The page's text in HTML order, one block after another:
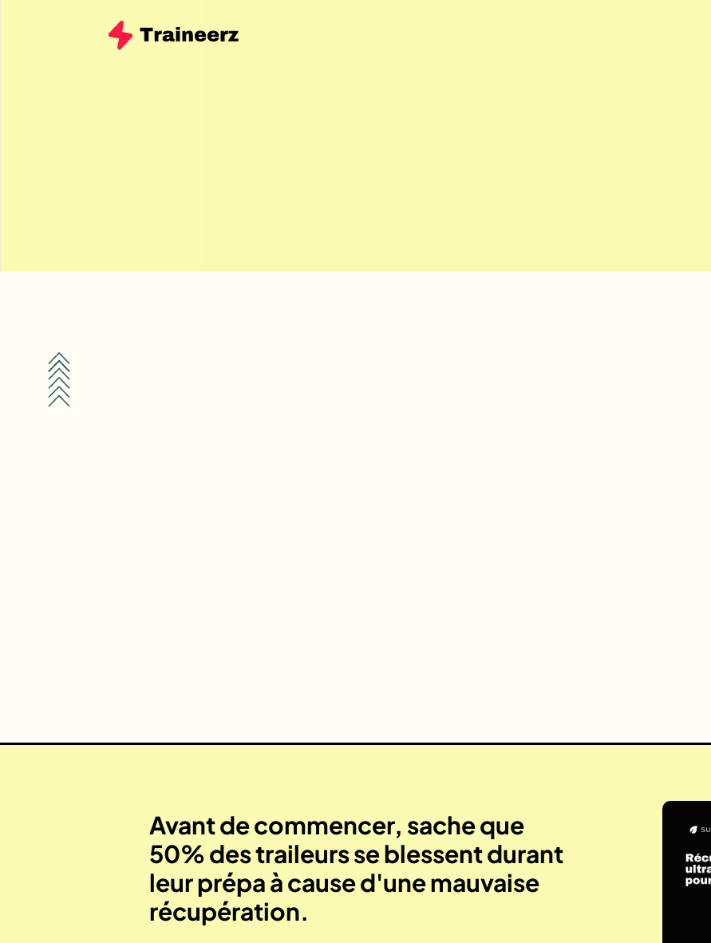
Avant de commencer, sache que
50% des traileurs se blessent durant
leur prépa à cause d'une mauvaise
récupération.